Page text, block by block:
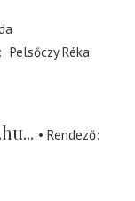
Pelsőczy Réka
Rendező